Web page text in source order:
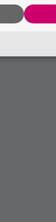
Nappaa
tästä.